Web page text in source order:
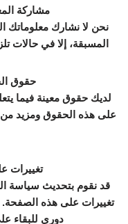
مشاركة
نحن لا نشارك معلوماتك
المسبقة، إلا في حالات
حقوق
لديك حقوق معينة فيما
على هذه الحقوق ومزيد
تغييرات
قد نقوم بتحديث سياسة
تغييرات على هذه
دوري للبقاء